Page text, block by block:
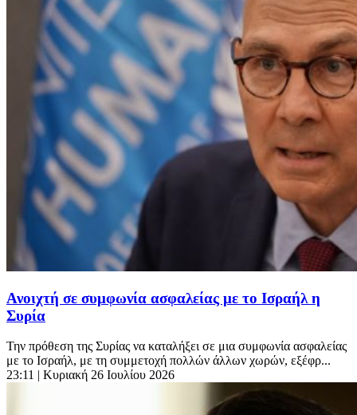
Ανοιχτή σε συμφωνία ασφαλείας με το Ισραήλ η
Συρία
Την πρόθεση της Συρίας να καταλήξει σε μια συμφωνία ασφαλείας
με το Ισραήλ, με τη συμμετοχή πολλών άλλων χωρών, εξέφρ...
23:11 | Κυριακή 26 Ιουλίου 2026